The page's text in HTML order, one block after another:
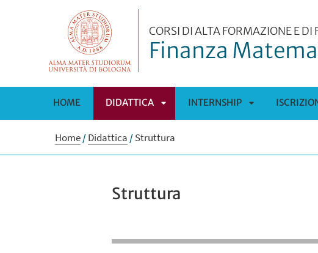
CORSI DI ALTA FORMAZIONE E
Finanza
HOME DIDATTICA
APRI
INTERNSHIP
Home/Didattica /Struttura
Struttura